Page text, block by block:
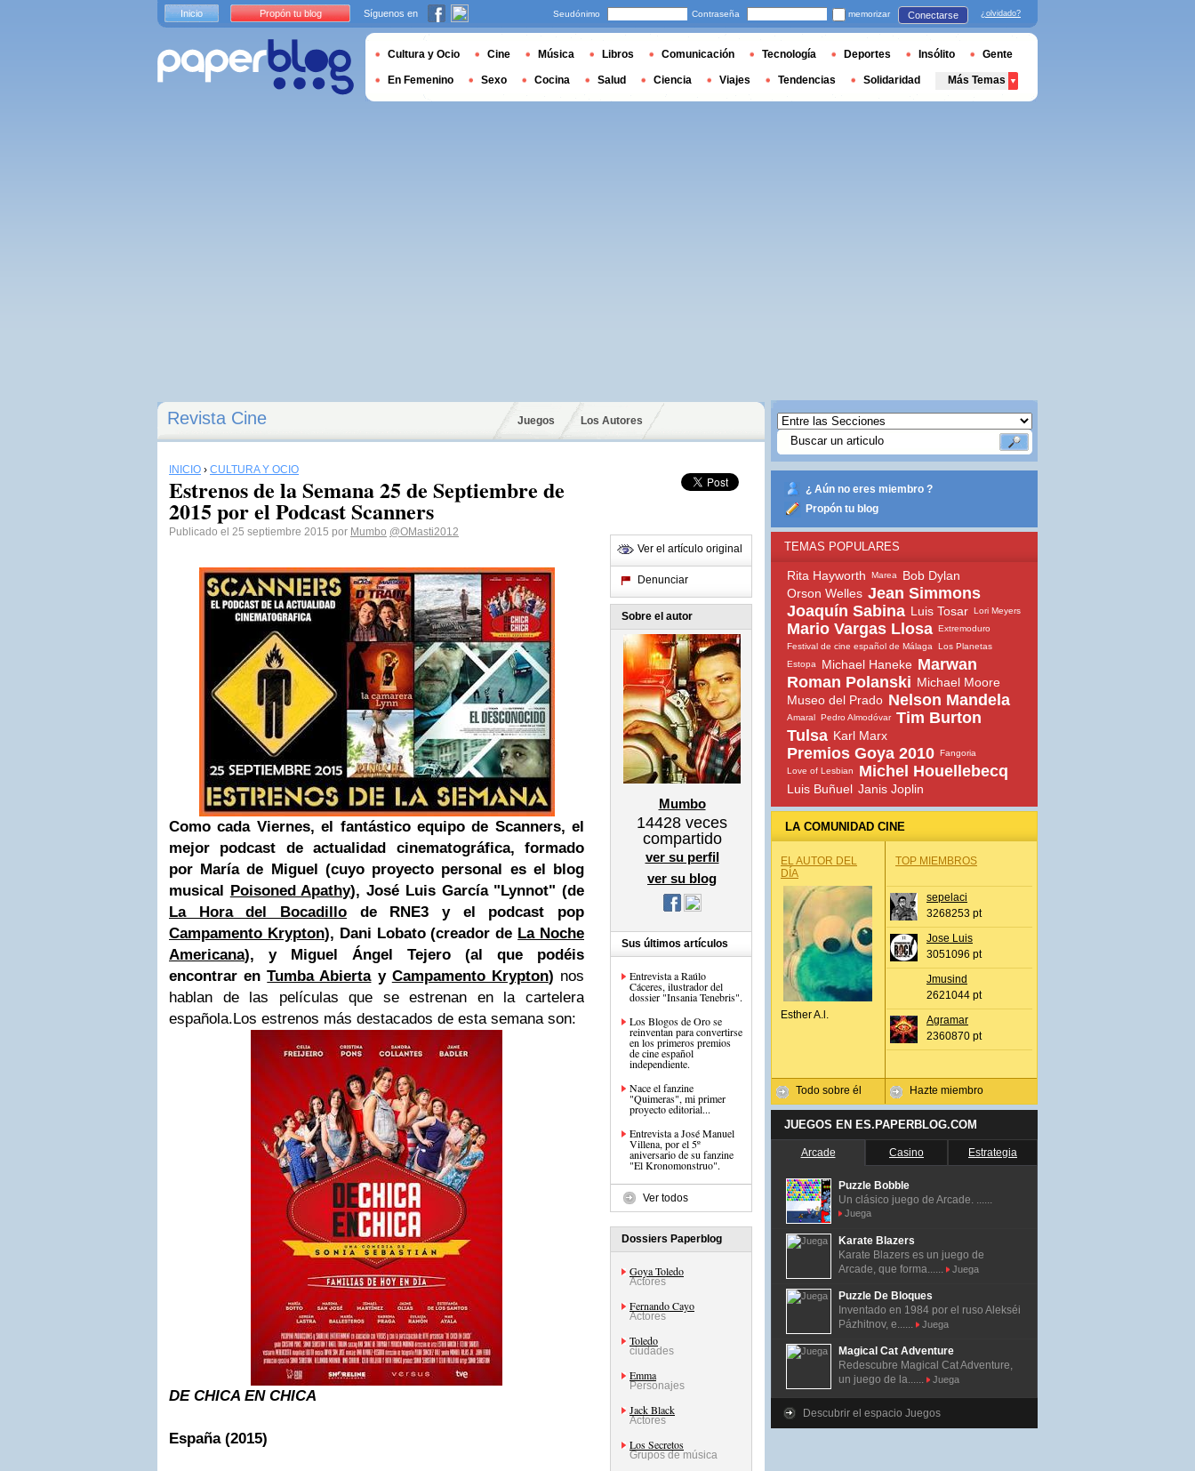
Revista Cine Juegos Los Autores
INICIO › CULTURA Y OCIO
Estrenos de la Semana 25 de Septiembre de
2015 por el Podcast Scanners
Publicado el 25 septiembre 2015 por Mumbo @OMasti2012
Como cada Viernes, el fantástico equipo de Scanners, el
mejor podcast de actualidad cinematográfica, formado
por María de Miguel (cuyo proyecto personal es el blog
musical Poisoned Apathy), José Luis García "Lynnot" (de
La Hora del Bocadillo de RNE3 y el podcast pop
Campamento Krypton), Dani Lobato (creador de La Noche
Americana), y Miguel Ángel Tejero (al que podéis
encontrar enTumba Abiertay Campamento Krypton) nos
hablan de las películas que se estrenan en la cartelera
española.Los estrenos más destacados de esta semana son:
DE CHICA EN CHICA
España (2015)
Ver el artículo original
Denunciar
Sobre el autor
Mumbo
14428 veces
compartido
ver su perfil
ver su blog
Sus últimos artículos
Entrevista a Raúlo
Cáceres, ilustrador del
dossier "Insania Tenebris".
Los Blogos de Oro se
reinventan para convertirse
en los primeros premios
de cine español
independiente.
Nace el fanzine
"Quimeras", mi primer
proyecto editorial...
Entrevista a José Manuel
Villena, por el 5º
aniversario de su fanzine
"El Kronomonstruo".
Ver todos
Dossiers Paperblog
Goya Toledo
Actores
Fernando Cayo
Actores
Toledo
ciudades
Emma
Personajes
Jack Black
Actores
Los Secretos
Grupos de música
¿ Aún no eres miembro ?
Propón tu blog
TEMAS POPULARES
Rita Hayworth Marea
Bob Dylan
Orson Welles Jean Simmons
Joaquín Sabina Luis Tosar Lori Meyers
Mario Vargas Llosa Extremoduro
Festival de cine español de Málaga
Los Planetas
Estopa
Michael Haneke Marwan
Roman Polanski Michael Moore
Museo del Prado Nelson Mandela
Amaral Pedro Almodóvar Tim Burton
Tulsa Karl Marx
Premios Goya 2010 Fangoria
Love of Lesbian
Michel Houellebecq
Luis Buñuel Janis Joplin
LA COMUNIDAD CINE
EL AUTOR DEL
DÍA
Esther A.l.
Todo sobre él
TOP MIEMBROS
sepelaci
3268253 pt
Jose Luis
3051096 pt
Jmusind
2621044 pt
Agramar
2360870 pt
Hazte miembro
JUEGOS EN ES.PAPERBLOG.COM
Arcade Casino Estrategia
Puzzle Bobble
Un clásico juego de Arcade. ......
Juega
Karate Blazers
Karate Blazers es un juego de
Arcade, que forma......
Juega
Puzzle De Bloques
Inventado en 1984 por el ruso Alekséi
Pázhitnov, e......
Juega
Magical Cat Adventure
Redescubre Magical Cat Adventure,
un juego de la......
Juega
Descubrir el espacio Juegos
Inicio Propón tu blog Síguenos en Seudónimo Contraseña memorizar Conectarse ¿olvidado?
Cultura y Ocio Cine Música Libros Comunicación Tecnología Deportes Insólito Gente
En Femenino Sexo Cocina Salud Ciencia Viajes Tendencias Solidaridad Más Temas